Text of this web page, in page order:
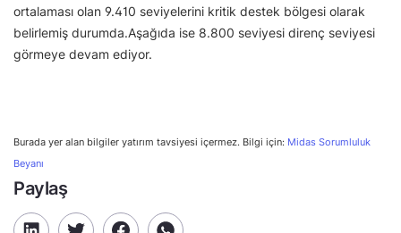
ortalaması olan 9.410 seviyelerini kritik destek bölgesi olarak
belirlemiş durumda.Aşağıda ise 8.800 seviyesi direnç seviyesi
görmeye devam ediyor.
Burada yer alan bilgiler yatırım tavsiyesi içermez. Bilgi için: Midas Sorumluluk
Beyanı
Paylaş